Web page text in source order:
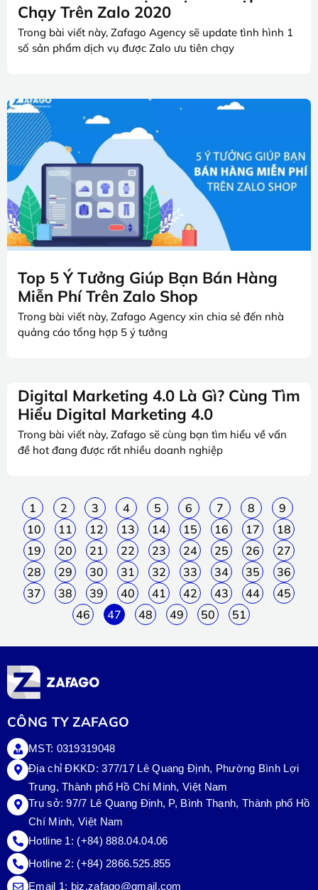
Chạy Trên Zalo 2020
Trong bài viết này, Zafago Agency sẽ update tình hình 1
số sản phẩm dịch vụ được Zalo ưu tiên chạy
Top 5 Ý Tưởng Giúp Bạn Bán Hàng
Miễn Phí Trên Zalo Shop
Trong bài viết này, Zafago Agency xin chia sẻ đến nhà
quảng cáo tổng hợp 5 ý tưởng
Digital Marketing 4.0 Là Gì? Cùng Tìm
Hiểu Digital Marketing 4.0
Trong bài viết này, Zafago sẽ cùng bạn tìm hiểu về vấn
đề hot đang được rất nhiều doanh nghiệp
1 2 3 4 5 6 7 8
9
10
11 12 13 14 15 16 17
18
19
20 21 22 23 24 25 26
27
28
29 30 31 32 33 34 35
36
37
38 39 40 41 42 43 44
45
46
47 48 49 50 51
CÔNG TY ZAFAGO
MST: 0319319048
Địa chỉ ĐKKD: 377/17 Lê Quang Định, Phường Bình Lợi
Trung, Thành phố Hồ Chí Minh, Việt Nam
Trụ sở:97/7 Lê Quang Định, P, Bình Thạnh, Thành phố Hồ
Chí Minh, Việt Nam
Hotline 1: (+84) 888.04.04.06
Hotline 2: (+84) 2866.525.855
Email 1: biz.zafago@gmail.com